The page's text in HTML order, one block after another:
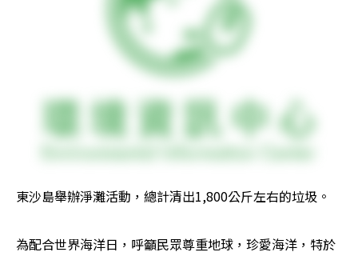
東沙島舉辦淨灘活動，總計清出1,800公斤左右的垃圾。
為配合世界海洋日，呼籲民眾尊重地球，珍愛海洋，特於